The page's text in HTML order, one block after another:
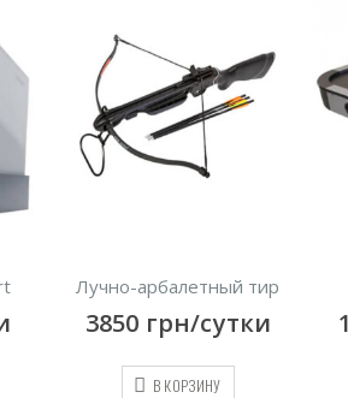
Лучно-арбалетный тир
грн/сутки
В КОРЗИНУ
1500